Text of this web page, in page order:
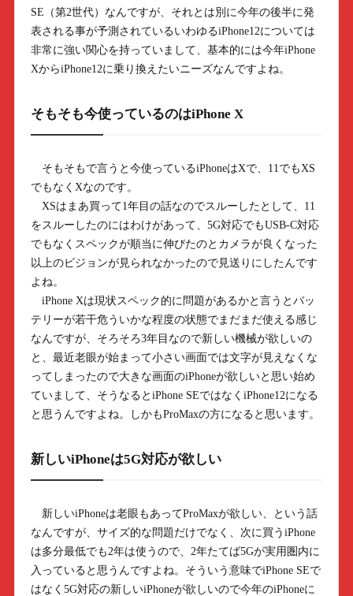
SE（第2世代）なんですが、それとは別に今年の後半に発
表される事が予測されているいわゆるiPhone12については
非常に強い関心を持っていまして、基本的には今年iPhone
XからiPhone12に乗り換えたいニーズなんですよね。
そもそも今使っているのはiPhone X
そもそもで言うと今使っているiPhoneはXで、11でもXS
でもなくXなのです。
XSはまあ買って1年目の話なのでスルーしたとして、11
をスルーしたのにはわけがあって、5G対応でもUSB-C対応
でもなくスペックが順当に伸びたのとカメラが良くなった
以上のビジョンが見られなかったので見送りにしたんです
よね。
iPhone Xは現状スペック的に問題があるかと言うとバッ
テリーが若干危ういかな程度の状態でまだまだ使える感じ
なんですが、そろそろ3年目なので新しい機械が欲しいの
と、最近老眼が始まって小さい画面では文字が見えなくな
ってしまったので大きな画面のiPhoneが欲しいと思い始め
ていまして、そうなるとiPhone SEではなくiPhone12になる
と思うんですよね。しかもProMaxの方になると思います。
新しいiPhoneは5G対応が欲しい
新しいiPhoneは老眼もあってProMaxが欲しい、という話
なんですが、サイズ的な問題だけでなく、次に買うiPhone
は多分最低でも2年は使うので、2年たてば5Gが実用圏内に
入っていると思うんですよね。そういう意味でiPhone SEで
はなく5G対応の新しいiPhoneが欲しいので今年のiPhoneに